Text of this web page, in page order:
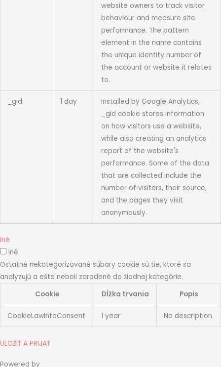
website owners to track visitor
behaviour and measure site
performance. The pattern
element in the name contains
the unique identity number of
the account or website it relates
to.
_gid 1 day
Installed by Google Analytics,
_gid cookie stores information
on how visitors use a website,
while also creating an analytics
report of the website's
performance. Some of the data
that are collected include the
number of visitors, their source,
and the pages they visit
anonymously.
Iné
Iné
Ostatné nekategorizované súbory cookie sú tie, ktoré sa
analyzujú a ešte neboli zaradené do žiadnej kategórie.
Cookie
Dĺžka trvania Popis
CookieLawInfoConsent 1 year No description
ULOŽIŤ A PRIJAŤ
Powered by